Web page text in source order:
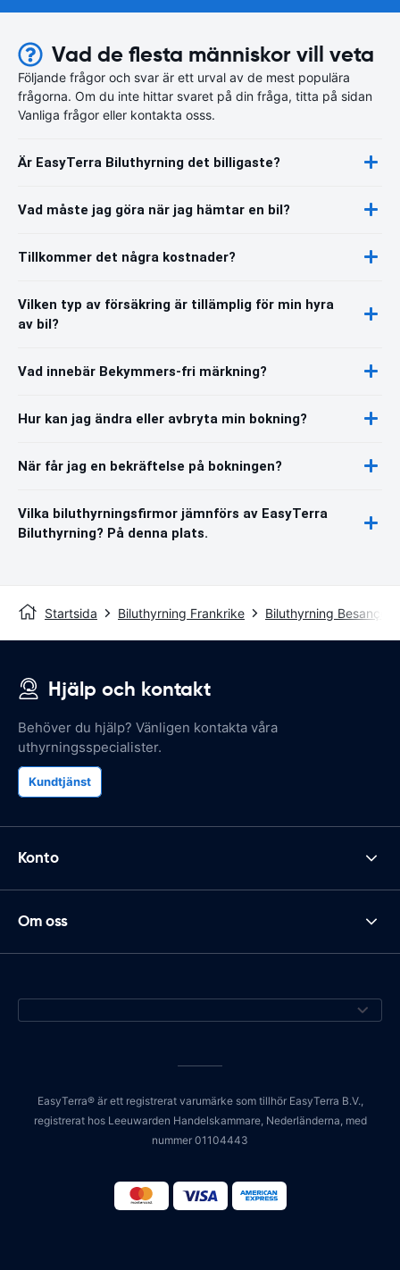
Vad de flesta människor vill veta
Följande frågor och svar är ett urval av de mest populära
frågorna. Om du inte hittar svaret på din fråga, titta på sidan
Vanliga frågor eller kontakta osss.
Är EasyTerra Biluthyrning det billigaste?
Vad måste jag göra när jag hämtar en bil?
Tillkommer det några kostnader?
Vilken typ av försäkring är tillämplig för min hyra
av bil?
Vad innebär Bekymmers-fri märkning?
Hur kan jag ändra eller avbryta min bokning?
När får jag en bekräftelse på bokningen?
Vilka biluthyrningsfirmor jämnförs av EasyTerra
Biluthyrning? På denna plats.
Startsida Biluthyrning Frankrike Biluthyrning Besançon
Hjälp och kontakt
Behöver du hjälp? Vänligen kontakta våra
uthyrningsspecialister.
Kundtjänst
Konto
Om oss
EasyTerra® är ett registrerat varumärke som tillhör EasyTerra B.V.,
registrerat hos Leeuwarden Handelskammare, Nederländerna, med
nummer 01104443